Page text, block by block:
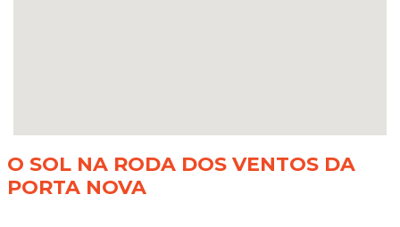
O SOL NA RODA DOS VENTOS DA
PORTA NOVA